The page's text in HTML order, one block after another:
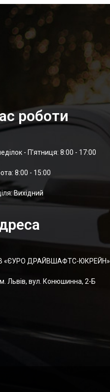
роботи
- П'ятниця: 8:00 - 17:00
8:00 - 15:00
Вихідний
«ЄУРО ДРАЙВШАФТC-ЮКРЕЙН»
м. Львів, вул. Конюшинна, 2-Б